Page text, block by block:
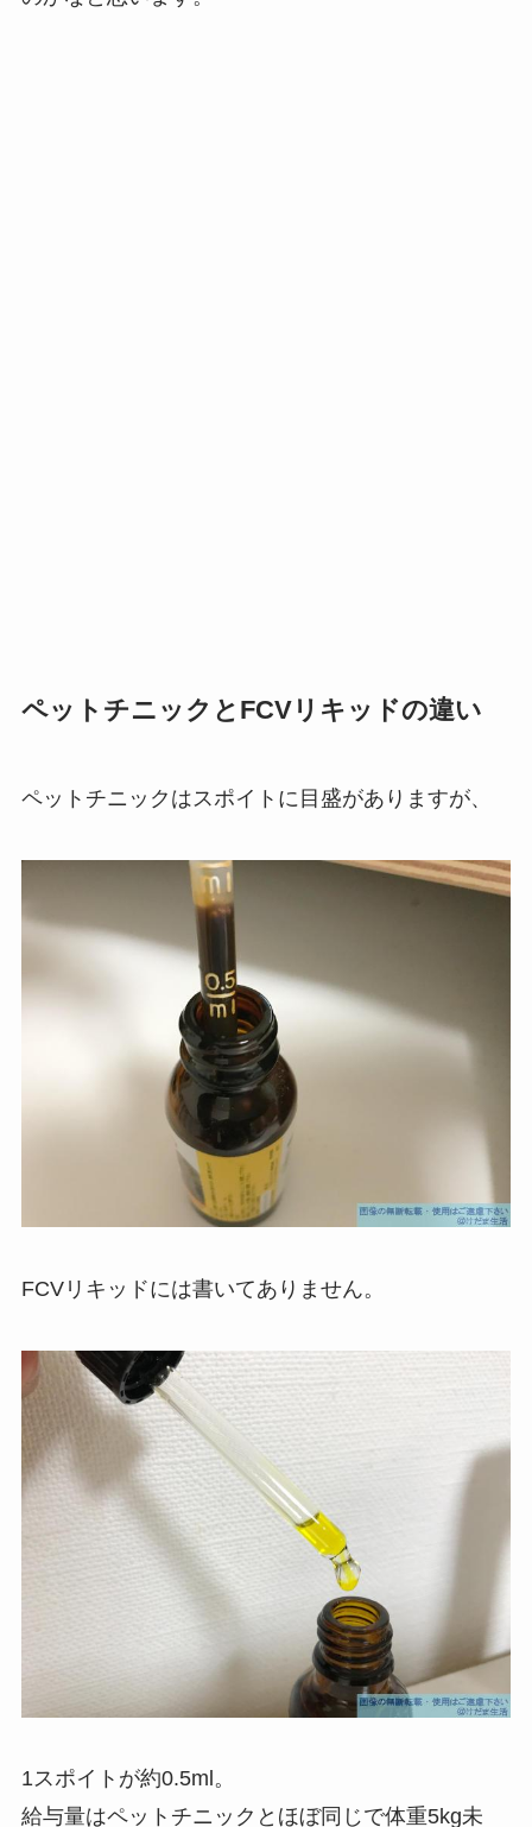
ペットチニックとFCVリキッドの違い
ペットチニックはスポイトに目盛がありますが、
FCVリキッドには書いてありません。
1スポイトが約0.5ml。
給与量はペットチニックとほぼ同じで体重5kg未